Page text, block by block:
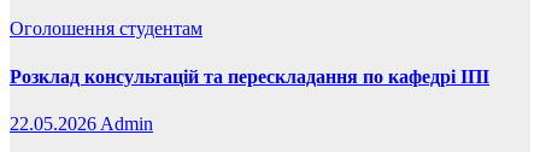
Оголошення студентам
Розклад консультацій та перескладання по кафедрі ІПІ
22.05.2026 Admin